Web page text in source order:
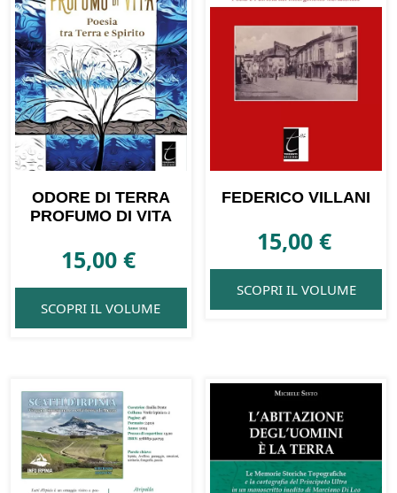
ODORE DI TERRA
PROFUMO DI VITA
15,00€
SCOPRI IL VOLUME
FEDERICO VILLANI
15,00 €
SCOPRI IL VOLUME